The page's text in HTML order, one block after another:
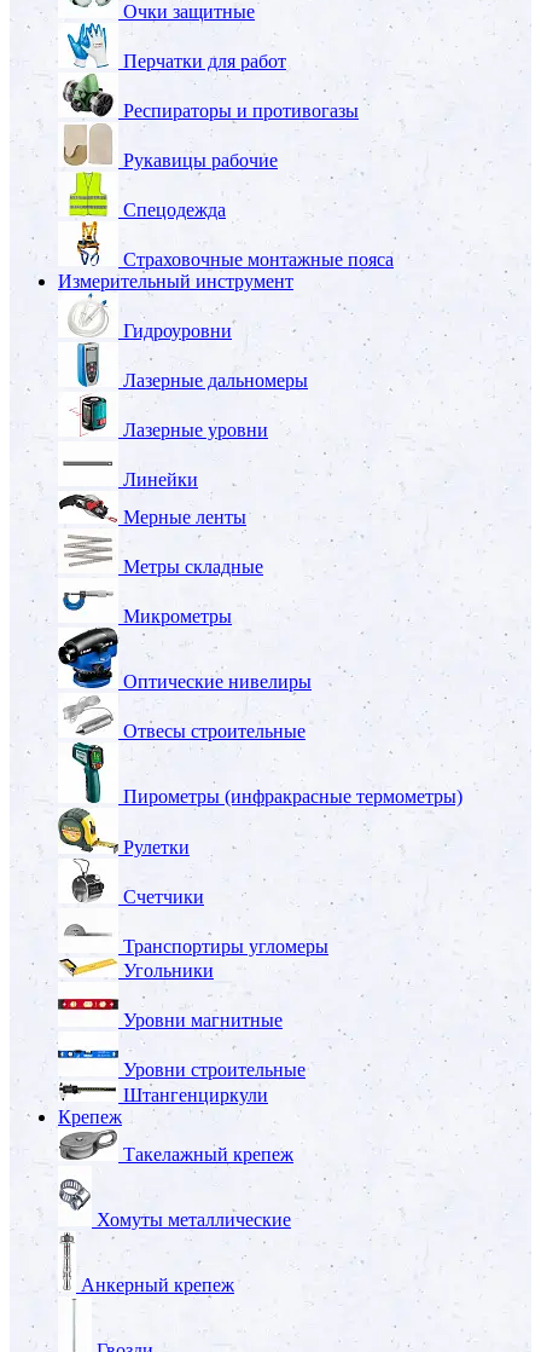
Очки защитные
Перчатки для работ
Респираторы и противогазы
Рукавицы рабочие
Спецодежда
Страховочные монтажные пояса
Измерительный инструмент
Гидроуровни
Лазерные дальномеры
Лазерные уровни
Линейки
Мерные ленты
Метры складные
Микрометры
Оптические нивелиры
Отвесы строительные
Пирометры (инфракрасные термометры)
Рулетки
Счетчики
Транспортиры угломеры
Угольники
Уровни магнитные
Уровни строительные
Штангенциркули
Крепеж
Такелажный крепеж
Хомуты металлические
Анкерный крепеж